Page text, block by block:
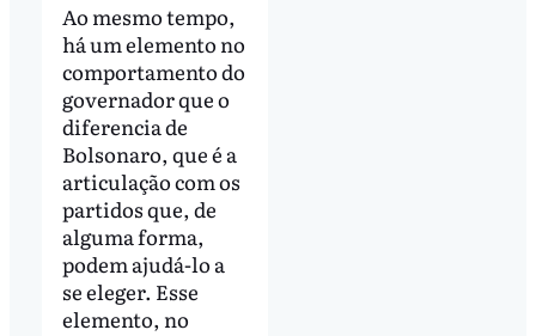
Ao mesmo tempo,
há um elemento no
comportamento do
governador que o
diferencia de
Bolsonaro, que é a
articulação com os
partidos que, de
alguma forma,
podem ajudá-lo a
se eleger. Esse
elemento, no